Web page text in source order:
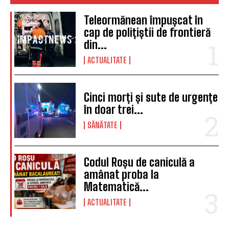
Teleormănean împușcat în
cap de polițiștii de frontieră
din...
ACTUALITATE
Cinci morți și sute de urgențe
în doar trei...
SĂNĂTATE
Codul Roșu de caniculă a
amânat proba la
Matematică...
ACTUALITATE